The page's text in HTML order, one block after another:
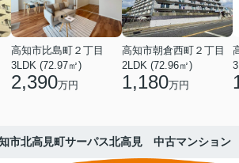
高知市比島町２丁目
3LDK (72.97㎡)
2,390万円
高知市朝倉西町２丁目
2LDK (72.96㎡)
1,180万円
知市北高見町サーパス北高見 中古マンション